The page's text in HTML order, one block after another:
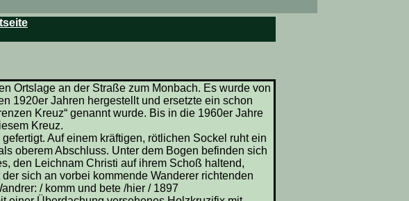
Ortslage an der Straße zum Monbach. Es wurde von
1920er Jahren hergestellt und ersetzte ein schon
Kreuz“ genannt wurde. Bis in die 1960er Jahre
Kreuz.
Auf einem kräftigen, rötlichen Sockel ruht ein
oberem Abschluss. Unter dem Bogen befinden sich
den Leichnam Christi auf ihrem Schoß haltend,
sich an vorbei kommende Wanderer richtenden
/ komm und bete /hier / 1897